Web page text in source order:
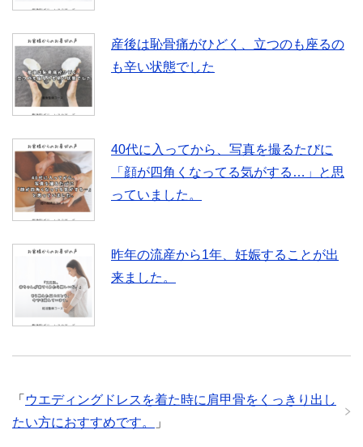
産後は恥骨痛がひどく、立つのも座るの
も辛い状態でした
40代に入ってから、写真を撮るたびに
「顔が四角くなってる気がする…」と思
っていました。
昨年の流産から1年、妊娠することが出
来ました。
「 ウエディングドレスを着た時に肩甲骨をくっきり出し
たい方におすすめです。
」